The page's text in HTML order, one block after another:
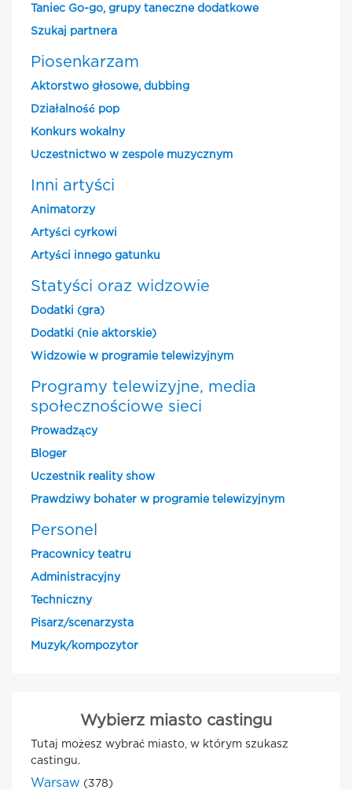
Taniec Go-go, grupy taneczne dodatkowe
Szukaj partnera
Piosenkarzam
Aktorstwo głosowe, dubbing
Działalność pop
Konkurs wokalny
Uczestnictwo w zespole muzycznym
Inni artyści
Animatorzy
Artyści cyrkowi
Artyści innego gatunku
Statyści oraz widzowie
Dodatki (gra)
Dodatki (nie aktorskie)
Widzowie w programie telewizyjnym
Programy telewizyjne, media
społecznościowe sieci
Prowadzący
Bloger
Uczestnik reality show
Prawdziwy bohater w programie telewizyjnym
Personel
Pracownicy teatru
Administracyjny
Techniczny
Pisarz/scenarzysta
Muzyk/kompozytor
Wybierz miasto castingu
Tutaj możesz wybrać miasto, w którym szukasz
castingu.
Warsaw (378)